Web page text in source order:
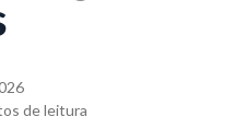
de leitura